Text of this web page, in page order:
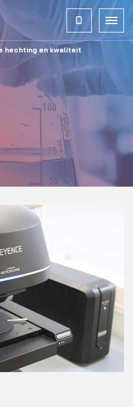
hechting en kwaliteit